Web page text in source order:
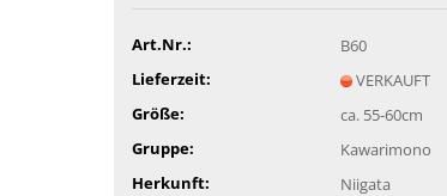
Art.Nr.:
B60
Lieferzeit:
VERKAUFT
Größe:
ca. 55-60cm
Gruppe:
Kawarimono
Herkunft:
Niigata